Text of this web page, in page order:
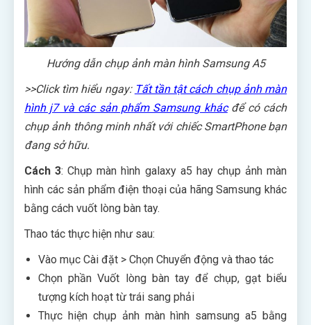
Hướng dẫn chụp ảnh màn hình Samsung A5
>>Click tìm hiểu ngay: Tất tần tật cách chụp ảnh màn
hình j7 và các sản phẩm Samsung khácđể có cách
chụp ảnh thông minh nhất với chiếc SmartPhone bạn
đang sở hữu.
Cách 3: Chụp màn hình galaxy a5 hay chụp ảnh màn
hình các sản phẩm điện thoại của hãng Samsung khác
bằng cách vuốt lòng bàn tay.
Thao tác thực hiện như sau:
Vào mục Cài đặt > Chọn Chuyển động và thao tác
Chọn phần Vuốt lòng bàn tay để chụp, gạt biểu
tượng kích hoạt từ trái sang phải
Thực hiện chụp ảnh màn hình samsung a5 bằng